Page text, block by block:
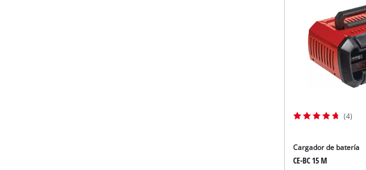
(4)
Cargador de batería
CE-BC 15 M